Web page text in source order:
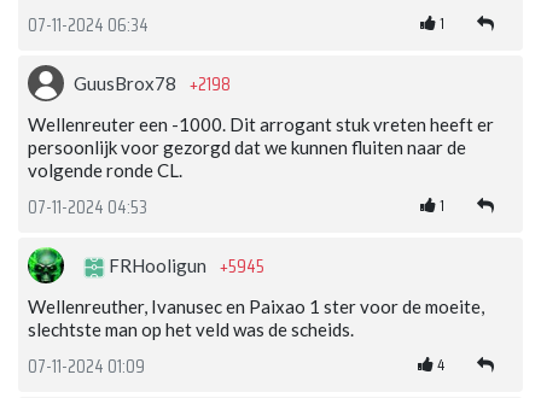
07-11-2024 06:34 1
GuusBrox78 +2198
Wellenreuter een -1000. Dit arrogant stuk vreten heeft er
persoonlijk voor gezorgd dat we kunnen fluiten naar de
volgende ronde CL.
07-11-2024 04:53 1
FRHooligun +5945
Wellenreuther, Ivanusec en Paixao 1 ster voor de moeite,
slechtste man op het veld was de scheids.
07-11-2024 01:09 4